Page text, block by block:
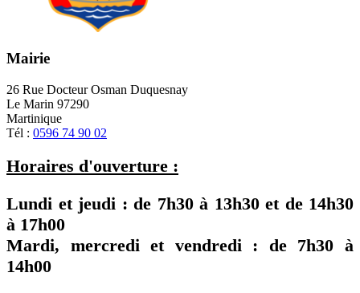
Mairie
26 Rue Docteur Osman Duquesnay
Le Marin 97290
Martinique
Tél : 0596 74 90 02
Horaires d'ouverture :
Lundi et jeudi : de 7h30à 13h30 et de 14h30
à 17h00
Mardi, mercredi et vendredi : de 7h30 à
14h00